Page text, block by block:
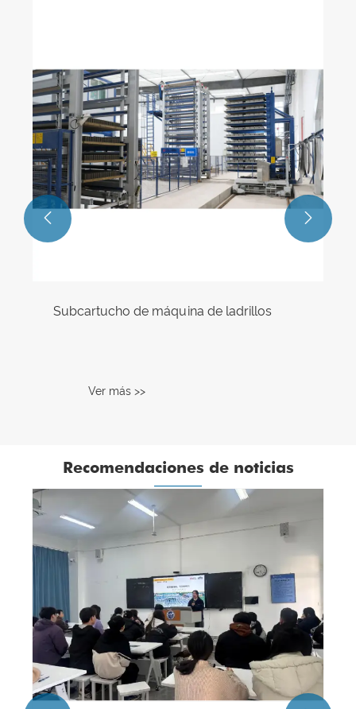
Subcartucho de máquina de ladrillos
Ver más >>
 
Recomendaciones de noticias